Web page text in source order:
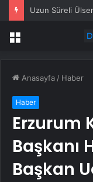
Menü
Anasayfa / Haber
Haber
Erzurum
Başkanı
Başkan